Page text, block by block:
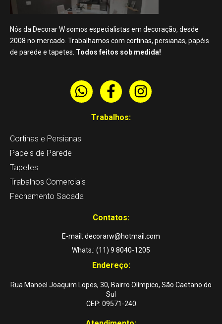
Nós da Decorar W somos especialistas em decoração, desde
2008 no mercado. Trabalhamos com cortinas, persianas, papéis
de parede e tapetes. Todos feitos sob medida!
W
h
s
p
F
a
c
f
I
n
Trabalhos:
Cortinas e Persianas
Papeis de Parede
Tapetes
Trabalhos Comerciais
Fechamento Sacada
Contatos:
E-mail: decorarw@hotmail.com
Whats.: (11) 9 8040-1205
Endereço:
Rua Manoel Joaquim Lopes, 30, Bairro Olímpico, São Caetano do
Sul
CEP: 09571-240